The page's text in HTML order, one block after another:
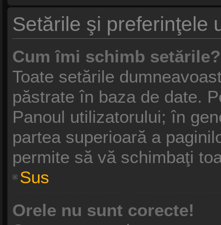
Setările şi preferinţele
Cum îmi schimb setările?
Toate setările
păstrate în baza de date.
Panoul utilizatorului; în
partea superioară a
permite să vă schimbaţi
Sus
Orele nu sunt corecte!